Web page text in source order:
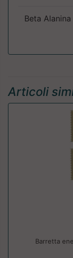
Beta Alanina
Articoli
Barretta